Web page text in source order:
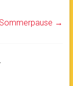
Sommerpause →